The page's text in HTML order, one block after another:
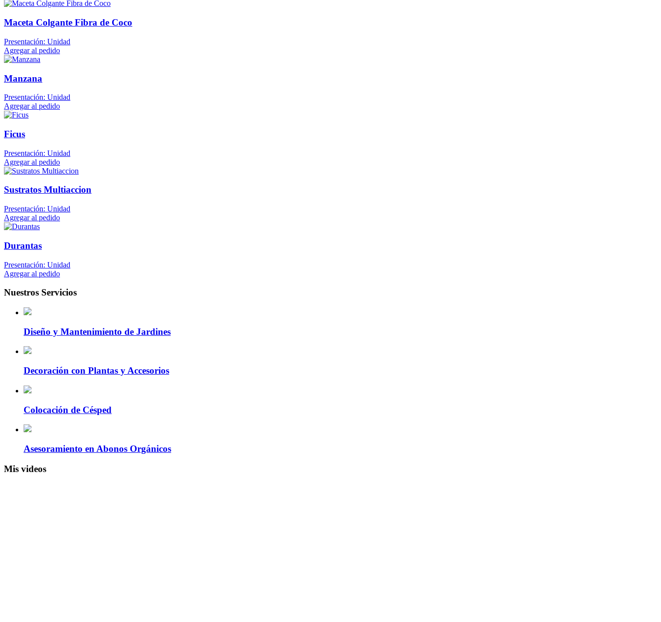
Maceta Colgante Fibra de Coco
Presentación: Unidad
Agregar al pedido
Manzana
Presentación: Unidad
Agregar al pedido
Ficus
Presentación: Unidad
Agregar al pedido
Sustratos Multiaccion
Presentación: Unidad
Agregar al pedido
Durantas
Presentación: Unidad
Agregar al pedido
Nuestros Servicios
Diseño y Mantenimiento de Jardines
Decoración con Plantas y Accesorios
Colocación de Césped
Asesoramiento en Abonos Orgánicos
Mis videos